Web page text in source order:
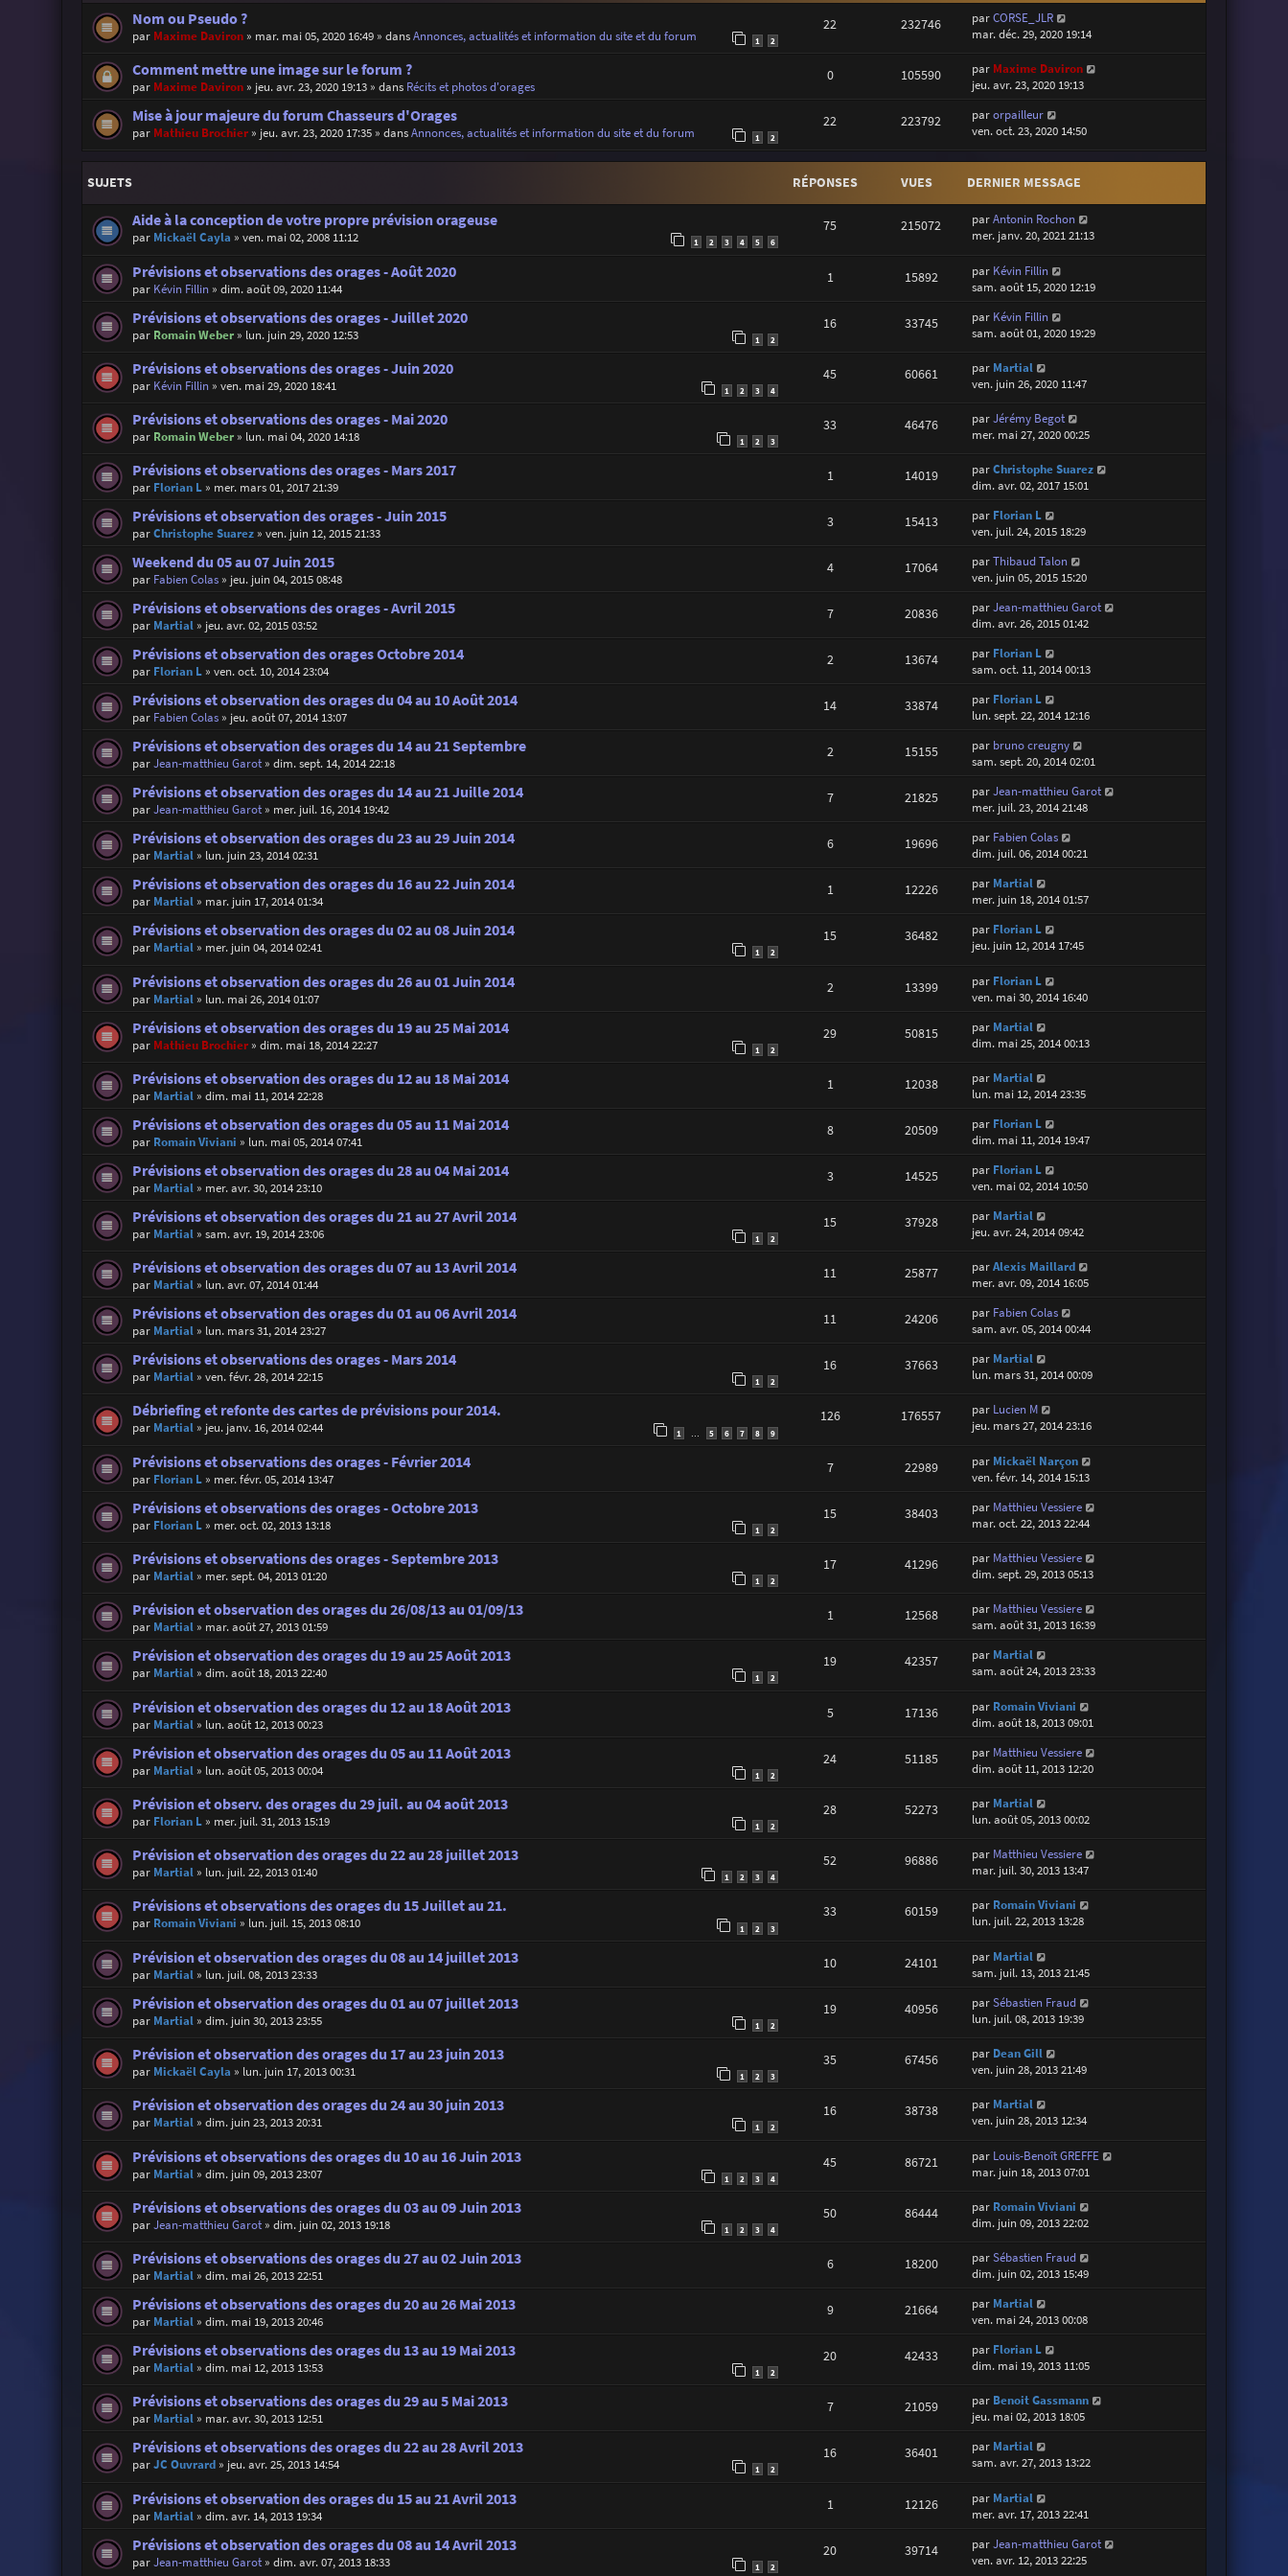
Nom ou Pseudo ?
par Maxime Daviron» mar. mai 05, 2020 16:49» dansAnnonces, actualités et information du site et du forum 1 2
22 232746 parCORSE_JLR
mar. déc. 29, 2020 19:14
Comment mettre une image sur le forum ?
par Maxime Daviron» jeu. avr. 23, 2020 19:13» dans Récits et photos d'orages
0 105590 par Maxime Daviron
jeu. avr. 23, 2020 19:13
Mise à jour majeure du forum Chasseurs d'Orages
par Mathieu Brochier» jeu. avr. 23, 2020 17:35» dansAnnonces, actualités et information du site et du forum 1 2
22 223792 parorpailleur
ven. oct. 23, 2020 14:50
SUJETS RÉPONSES VUES DERNIER MESSAGE
Aide à la conception de votre propre prévision orageuse
par Mickaël Cayla » ven. mai 02, 2008 11:12 1 2 3 4 5 6
75 215072 parAntonin Rochon
mer. janv. 20, 2021 21:13
Prévisions et observations des orages - Août 2020
par Kévin Fillin» dim. août 09, 2020 11:44
1 15892 par Kévin Fillin
sam. août 15, 2020 12:19
Prévisions et observations des orages - Juillet 2020
par Romain Weber» lun. juin 29, 2020 12:53 1 2
16 33745 par Kévin Fillin
sam. août 01, 2020 19:29
Prévisions et observations des orages - Juin 2020
par Kévin Fillin» ven. mai 29, 2020 18:41 1 2 3 4
45 60661 par Martial
ven. juin 26, 2020 11:47
Prévisions et observations des orages - Mai 2020
par Romain Weber» lun. mai 04, 2020 14:18 1 2 3
33 46476 parJérémy Begot
mer. mai 27, 2020 00:25
Prévisions et observations des orages - Mars 2017
par Florian L» mer. mars 01, 2017 21:39
1 14019 parChristophe Suarez
dim. avr. 02, 2017 15:01
Prévisions et observation des orages - Juin 2015
parChristophe Suarez» ven. juin 12, 2015 21:33
3 15413 par Florian L
ven. juil. 24, 2015 18:29
Weekend du 05 au 07 Juin 2015
par Fabien Colas» jeu. juin 04, 2015 08:48
4 17064 parThibaud Talon
ven. juin 05, 2015 15:20
Prévisions et observations des orages - Avril 2015
par Martial» jeu. avr. 02, 2015 03:52
7 20836 parJean-matthieu Garot
dim. avr. 26, 2015 01:42
Prévisions et observation des orages Octobre 2014
par Florian L» ven. oct. 10, 2014 23:04
2 13674 par Florian L
sam. oct. 11, 2014 00:13
Prévisions et observation des orages du 04 au 10 Août 2014
par Fabien Colas» jeu. août 07, 2014 13:07
14 33874 par Florian L
lun. sept. 22, 2014 12:16
Prévisions et observation des orages du 14 au 21 Septembre
parJean-matthieu Garot» dim. sept. 14, 2014 22:18
2 15155 par bruno creugny
sam. sept. 20, 2014 02:01
Prévisions et observation des orages du 14 au 21 Juille 2014
parJean-matthieu Garot» mer. juil. 16, 2014 19:42
7 21825 parJean-matthieu Garot
mer. juil. 23, 2014 21:48
Prévisions et observation des orages du 23 au 29 Juin 2014
par Martial» lun. juin 23, 2014 02:31
6 19696 par Fabien Colas
dim. juil. 06, 2014 00:21
Prévisions et observation des orages du 16 au 22 Juin 2014
par Martial» mar. juin 17, 2014 01:34
1 12226 par Martial
mer. juin 18, 2014 01:57
Prévisions et observation des orages du 02 au 08 Juin 2014
par Martial» mer. juin 04, 2014 02:41 1 2
15 36482 par Florian L
jeu. juin 12, 2014 17:45
Prévisions et observation des orages du 26 au 01 Juin 2014
par Martial» lun. mai 26, 2014 01:07
2 13399 par Florian L
ven. mai 30, 2014 16:40
Prévisions et observation des orages du 19 au 25 Mai 2014
par Mathieu Brochier» dim. mai 18, 2014 22:27 1 2
29 50815 par Martial
dim. mai 25, 2014 00:13
Prévisions et observation des orages du 12 au 18 Mai 2014
par Martial» dim. mai 11, 2014 22:28
1 12038 par Martial
lun. mai 12, 2014 23:35
Prévisions et observation des orages du 05 au 11 Mai 2014
par Romain Viviani » lun. mai 05, 2014 07:41
8 20509 par Florian L
dim. mai 11, 2014 19:47
Prévisions et observation des orages du 28 au 04 Mai 2014
par Martial» mer. avr. 30, 2014 23:10
3 14525 par Florian L
ven. mai 02, 2014 10:50
Prévisions et observation des orages du 21 au 27 Avril 2014
par Martial» sam. avr. 19, 2014 23:06 1 2
15 37928 par Martial
jeu. avr. 24, 2014 09:42
Prévisions et observation des orages du 07 au 13 Avril 2014
par Martial» lun. avr. 07, 2014 01:44
11 25877 parAlexis Maillard
mer. avr. 09, 2014 16:05
Prévisions et observation des orages du 01 au 06 Avril 2014
par Martial» lun. mars 31, 2014 23:27
11 24206 par Fabien Colas
sam. avr. 05, 2014 00:44
Prévisions et observations des orages - Mars 2014
par Martial» ven. févr. 28, 2014 22:15 1 2
16 37663 par Martial
lun. mars 31, 2014 00:09
Débriefing et refonte des cartes de prévisions pour 2014.
par Martial» jeu. janv. 16, 2014 02:44 1 5 6 7 8 9
126 176557 par Lucien M
jeu. mars 27, 2014 23:16
Prévisions et observations des orages - Février 2014
par Florian L» mer. févr. 05, 2014 13:47
7 22989 par Mickaël Narçon
ven. févr. 14, 2014 15:13
Prévisions et observations des orages - Octobre 2013
par Florian L» mer. oct. 02, 2013 13:18 1 2
15 38403 par Matthieu Vessiere
mar. oct. 22, 2013 22:44
Prévisions et observations des orages - Septembre 2013
par Martial» mer. sept. 04, 2013 01:20 1 2
17 41296 par Matthieu Vessiere
dim. sept. 29, 2013 05:13
Prévision et observation des orages du 26/08/13 au 01/09/13
par Martial» mar. août 27, 2013 01:59
1 12568 par Matthieu Vessiere
sam. août 31, 2013 16:39
Prévision et observation des orages du 19 au 25 Août 2013
par Martial» dim. août 18, 2013 22:40 1 2
19 42357 par Martial
sam. août 24, 2013 23:33
Prévision et observation des orages du 12 au 18 Août 2013
par Martial» lun. août 12, 2013 00:23
5 17136 par Romain Viviani
dim. août 18, 2013 09:01
Prévision et observation des orages du 05 au 11 Août 2013
par Martial» lun. août 05, 2013 00:04 1 2
24 51185 par Matthieu Vessiere
dim. août 11, 2013 12:20
Prévision et observ. des orages du 29 juil. au 04 août 2013
par Florian L» mer. juil. 31, 2013 15:19 1 2
28 52273 par Martial
lun. août 05, 2013 00:02
Prévision et observation des orages du 22 au 28 juillet 2013
par Martial» lun. juil. 22, 2013 01:40 1 2 3 4
52 96886 par Matthieu Vessiere
mar. juil. 30, 2013 13:47
Prévisions et observations des orages du 15 Juillet au 21.
par Romain Viviani » lun. juil. 15, 2013 08:10 1 2 3
33 60159 par Romain Viviani
lun. juil. 22, 2013 13:28
Prévision et observation des orages du 08 au 14 juillet 2013
par Martial» lun. juil. 08, 2013 23:33
10 24101 par Martial
sam. juil. 13, 2013 21:45
Prévision et observation des orages du 01 au 07 juillet 2013
par Martial» dim. juin 30, 2013 23:55 1 2
19 40956 parSébastien Fraud
lun. juil. 08, 2013 19:39
Prévision et observation des orages du 17 au 23 juin 2013
par Mickaël Cayla » lun. juin 17, 2013 00:31 1 2 3
35 67456 par Dean Gill
ven. juin 28, 2013 21:49
Prévision et observation des orages du 24 au 30 juin 2013
par Martial» dim. juin 23, 2013 20:31 1 2
16 38738 par Martial
ven. juin 28, 2013 12:34
Prévisions et observations des orages du 10 au 16 Juin 2013
par Martial» dim. juin 09, 2013 23:07 1 2 3 4
45 86721 par Louis-Benoît GREFFE
mar. juin 18, 2013 07:01
Prévisions et observations des orages du 03 au 09 Juin 2013
parJean-matthieu Garot» dim. juin 02, 2013 19:18 1 2 3 4
50 86444 par Romain Viviani
dim. juin 09, 2013 22:02
Prévisions et observations des orages du 27 au 02 Juin 2013
par Martial» dim. mai 26, 2013 22:51
6 18200 parSébastien Fraud
dim. juin 02, 2013 15:49
Prévisions et observations des orages du 20 au 26 Mai 2013
par Martial» dim. mai 19, 2013 20:46
9 21664 par Martial
ven. mai 24, 2013 00:08
Prévisions et observations des orages du 13 au 19 Mai 2013
par Martial» dim. mai 12, 2013 13:53 1 2
20 42433 par Florian L
dim. mai 19, 2013 11:05
Prévisions et observations des orages du 29 au 5 Mai 2013
par Martial» mar. avr. 30, 2013 12:51
7 21059 par Benoit Gassmann
jeu. mai 02, 2013 18:05
Prévisions et observations des orages du 22 au 28 Avril 2013
parJC Ouvrard» jeu. avr. 25, 2013 14:54 1 2
16 36401 par Martial
sam. avr. 27, 2013 13:22
Prévisions et observation des orages du 15 au 21 Avril 2013
par Martial» dim. avr. 14, 2013 19:34
1 12126 par Martial
mer. avr. 17, 2013 22:41
Prévisions et observation des orages du 08 au 14 Avril 2013
parJean-matthieu Garot» dim. avr. 07, 2013 18:33 1 2
20 39714 parJean-matthieu Garot
ven. avr. 12, 2013 22:25